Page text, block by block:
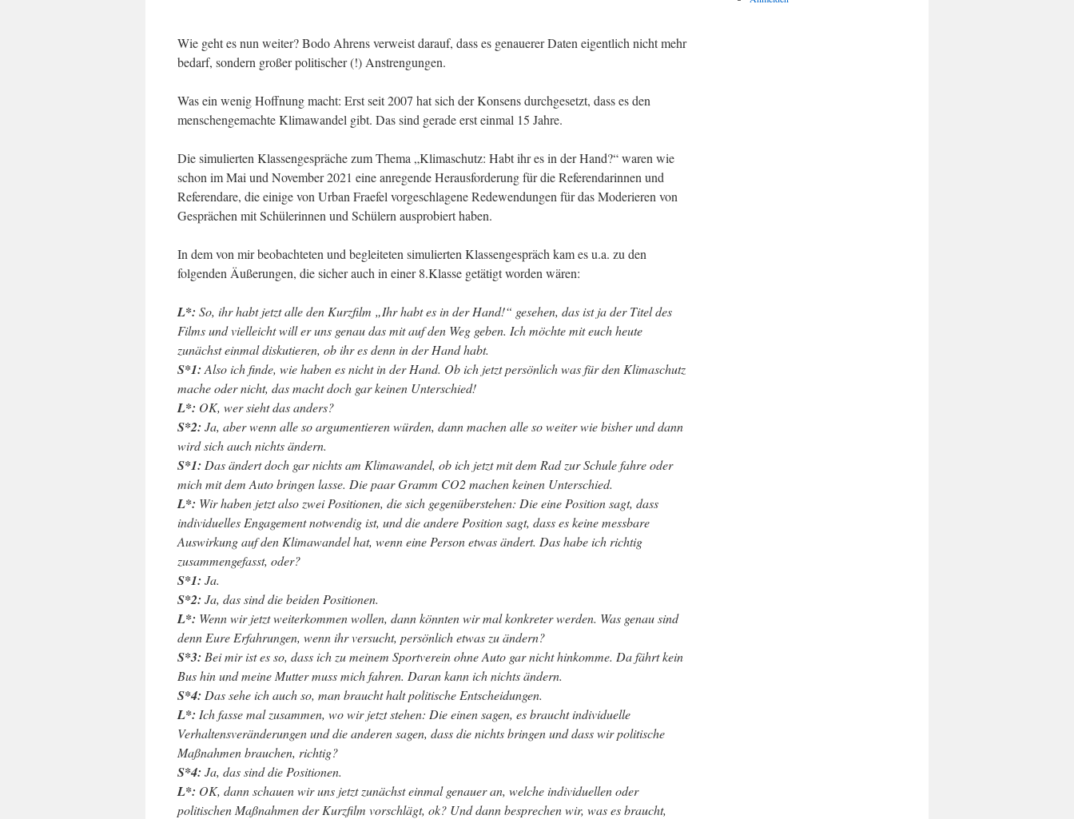
Wie geht es nun weiter? Bodo Ahrens verweist darauf, dass es genauerer Daten eigentlich nicht mehr
bedarf, sondern großer politischer (!) Anstrengungen.
Was ein wenig Hoffnung macht: Erst seit 2007 hat sich der Konsens durchgesetzt, dass es den
menschengemachte Klimawandel gibt. Das sind gerade erst einmal 15 Jahre.
Die simulierten Klassengespräche zum Thema „Klimaschutz: Habt ihr es in der Hand?“ waren wie
schon im Mai und November 2021 eine anregende Herausforderung für die Referendarinnen und
Referendare, die einige von Urban Fraefel vorgeschlagene Redewendungen für das Moderieren von
Gesprächen mit Schülerinnen und Schülern ausprobiert haben.
In dem von mir beobachteten und begleiteten simulierten Klassengespräch kam es u.a. zu den
folgenden Äußerungen, die sicher auch in einer 8.Klasse getätigt worden wären:
L*: So, ihr habt jetzt alle den Kurzfilm „Ihr habt es in der Hand!“ gesehen, das ist ja der Titel des
Films und vielleicht will er uns genau das mit auf den Weg geben. Ich möchte mit euch heute
zunächst einmal diskutieren, ob ihr es denn in der Hand habt.
S*1:Also ich finde, wie haben es nicht in der Hand. Ob ich jetzt persönlich was für den Klimaschutz
mache oder nicht, das macht doch gar keinen Unterschied!
L*: OK, wer sieht das anders?
S*2: Ja, aber wenn alle so argumentieren würden, dann machen alle so weiter wie bisher und dann
wird sich auch nichts ändern.
S*1: Das ändert doch gar nichts am Klimawandel, ob ich jetzt mit dem Rad zur Schule fahre oder
mich mit dem Auto bringen lasse. Die paar Gramm CO2 machen keinen Unterschied.
L*: Wir haben jetzt also zwei Positionen, die sich gegenüberstehen: Die eine Position sagt, dass
individuelles Engagement notwendig ist, und die andere Position sagt, dass es keine messbare
Auswirkung auf den Klimawandel hat, wenn eine Person etwas ändert. Das habe ich richtig
zusammengefasst, oder?
S*1: Ja.
S*2: Ja, das sind die beiden Positionen.
L*: Wenn wir jetzt weiterkommen wollen, dann könnten wir mal konkreter werden. Was genau sind
denn Eure Erfahrungen, wenn ihr versucht, persönlich etwas zu ändern?
S*3: Bei mir ist es so, dass ich zu meinem Sportverein ohne Auto gar nicht hinkomme. Da fährt kein
Bus hin und meine Mutter muss mich fahren. Daran kann ich nichts ändern.
S*4: Das sehe ich auch so, man braucht halt politische Entscheidungen.
L*: Ich fasse mal zusammen, wo wir jetzt stehen: Die einen sagen, es braucht individuelle
Verhaltensveränderungen und die anderen sagen, dass die nichts bringen und dass wir politische
Maßnahmen brauchen, richtig?
S*4: Ja, das sind die Positionen.
L*: OK, dann schauen wir uns jetzt zunächst einmal genauer an, welche individuellen oder
politischen Maßnahmen der Kurzfilm vorschlägt, ok? Und dann besprechen wir, was es braucht,